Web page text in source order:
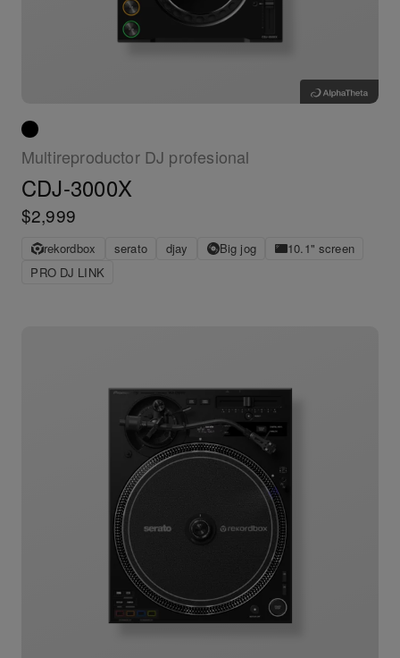
Multireproductor DJ profesional
CDJ-3000X
$2,999
rekordbox serato djay Big jog
10.1" screen
PRO DJ LINK